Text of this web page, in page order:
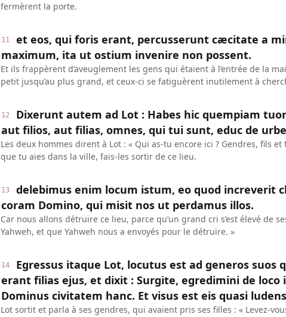
fermèrent la porte.
11
et eos, qui foris erant, percusserunt cæcitate a
maximum, ita ut ostium invenire non possent.
Et ils frappèrent d’aveuglement les gens qui étaient à l’entrée de la
petit jusqu’au plus grand, et ceux-ci se fatiguèrent inutilement à
12
Dixerunt autem ad Lot : Habes hic quempiam
aut filios, aut filias, omnes, qui tui sunt, educ de
Les deux hommes dirent à Lot : « Qui as-tu encore ici ? Gendres, fils
que tu aies dans la ville, fais-les sortir de ce lieu.
13
delebimus enim locum istum, eo quod increverit
coram Domino, qui misit nos ut perdamus illos.
Car nous allons détruire ce lieu, parce qu’un grand cri s’est élevé de
Yahweh, et que Yahweh nous a envoyés pour le détruire. »
14
Egressus itaque Lot, locutus est ad generos suos
erant filias ejus, et dixit : Surgite, egredimini de loco
Dominus civitatem hanc. Et visus est eis quasi
Lot sortit et parla à ses gendres, qui avaient pris ses filles : « Levez-